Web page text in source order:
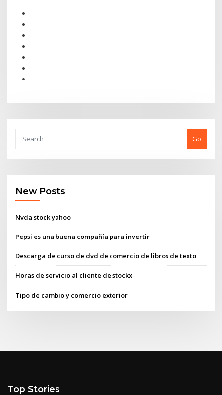
Go
New Posts
Nvda stock yahoo
Pepsi es una buena compañía para invertir
Descarga de curso de dvd de comercio de libros de texto
Horas de servicio al cliente de stockx
Tipo de cambio y comercio exterior
Top Stories